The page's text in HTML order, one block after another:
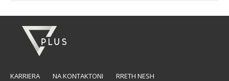
KARRIERA NA KONTAKTONI RRETH NESH